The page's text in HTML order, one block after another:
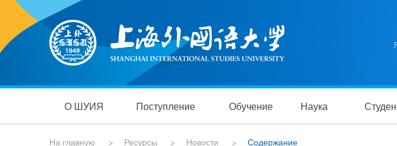
О ШУИЯ Поступление Обучение Наука
На главную > Ресурсы > Новости > Содержание